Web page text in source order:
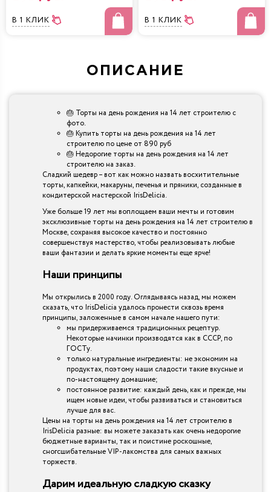
В 1 КЛИК В 1 КЛИК
ОПИСАНИЕ
🎂 Торты на день рождения на 14 лет строителю с
фото.
🎂 Купить торты на день рождения на 14 лет
строителю по цене от 890 руб
🎂 Недорогие торты на день рождения на 14 лет
строителю на заказ.
Сладкий шедевр – вот как можно назвать восхитительные
торты, капкейки, макаруны, печенья и пряники, созданные в
кондитерской мастерской IrisDelicia.
Уже больше 19 лет мы воплощаем ваши мечты и готовим
эксклюзивные торты на день рождения на 14 лет строителю в
Москве, сохраняя высокое качество и постоянно
совершенствуя мастерство, чтобы реализовывать любые
ваши фантазии и делать яркие моменты еще ярче!
Наши принципы
Мы открылись в 2000 году. Оглядываясь назад, мы можем
сказать, что IrisDelicia удалось пронести сквозь время
принципы, заложенные в самом начале нашего пути:
мы придерживаемся традиционных рецептур.
Некоторые начинки производятся как в СССР, по
ГОСТу.
только натуральные ингредиенты: не экономим на
продуктах, поэтому наши сладости такие вкусные и
по-настоящему домашние;
постоянное развитие: каждый день, как и прежде, мы
ищем новые идеи, чтобы развиваться и становиться
лучше для вас.
Цены на торты на день рождения на 14 лет строителю в
IrisDelicia разные: вы можете заказать как очень недорогие
бюджетные варианты, так и поистине роскошные,
сногсшибательные VIP-лакомства для самых важных
торжеств.
Дарим идеальную сладкую сказку